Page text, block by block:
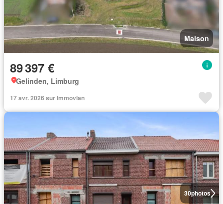
Maison
89 397 €
Gelinden, Limburg
17 avr. 2026 sur Immovlan
30photos